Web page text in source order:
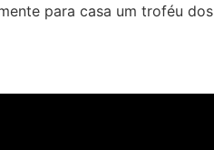
para casa um troféu dos